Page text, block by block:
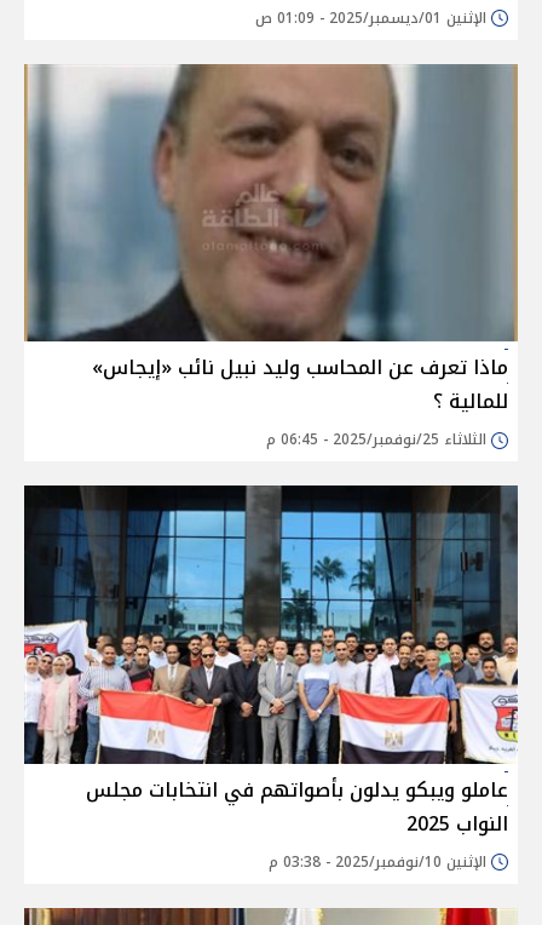
الإثنين 01/ديسمبر/2025 - 01:09 ص
ماذا تعرف عن المحاسب وليد نبيل نائب «إيجاس»
للمالية ؟
الثلاثاء 25/نوفمبر/2025 - 06:45 م
عاملو ويبكو يدلون بأصواتهم في انتخابات مجلس
النواب 2025
الإثنين 10/نوفمبر/2025 - 03:38 م